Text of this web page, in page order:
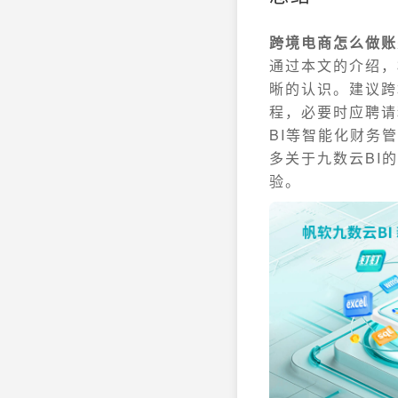
跨境电商怎么做账
通过本文的介绍
晰的认识。建议
程，必要时应聘
BI等智能化财务
多关于九数云BI
验。